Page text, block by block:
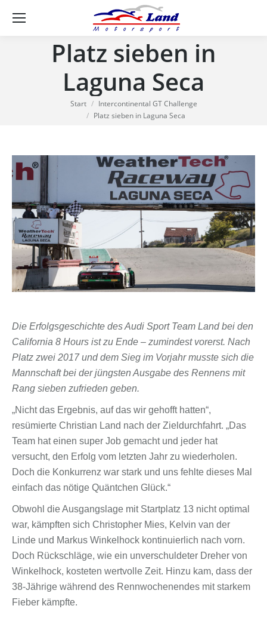
Platz sieben in
Laguna Seca
Sie befinden sich hier:
Start
Intercontinental GT Challenge
Platz sieben in Laguna Seca
Die Erfolgsgeschichte des Audi Sport Team Land bei den
California 8 Hours ist zu Ende – zumindest vorerst. Nach
Platz zwei 2017 und dem Sieg im Vorjahr musste sich die
Mannschaft bei der jüngsten Ausgabe des Rennens mit
Rang sieben zufrieden geben.
„Nicht das Ergebnis, auf das wir gehofft hatten“,
resümierte Christian Land nach der Zieldurchfahrt. „Das
Team hat einen super Job gemacht und jeder hat
versucht, den Erfolg vom letzten Jahr zu wiederholen.
Doch die Konkurrenz war stark und uns fehlte dieses Mal
einfach das nötige Quäntchen Glück.“
Obwohl die Ausgangslage mit Startplatz 13 nicht optimal
war, kämpften sich Christopher Mies, Kelvin van der
Linde und Markus Winkelhock kontinuierlich nach vorn.
Doch Rückschläge, wie ein unverschuldeter Dreher von
Winkelhock, kosteten wertvolle Zeit. Hinzu kam, dass der
38-Jährige während des Rennwochenendes mit starkem
Fieber kämpfte.